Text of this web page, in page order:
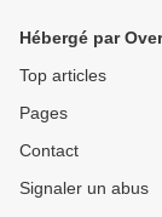
Hébergé par
Top articles
Pages
Contact
Signaler un abus